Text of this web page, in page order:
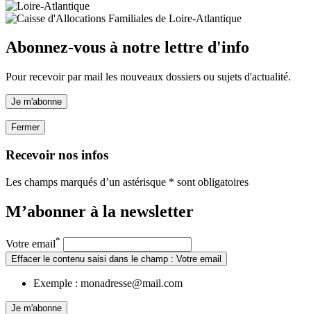
Abonnez-vous à notre lettre d'info
Pour recevoir par mail les nouveaux dossiers ou sujets d'actualité.
Je m'abonne
Fermer
Recevoir nos infos
Les champs marqués d’un astérisque * sont obligatoires
M’abonner à la newsletter
Votre email*
Effacer le contenu saisi dans le champ : Votre email
Exemple : monadresse@mail.com
Je m'abonne